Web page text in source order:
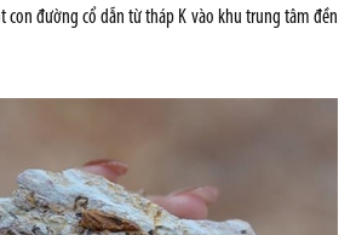
con đường cổ dẫn từ tháp K vào khu trung tâm đền